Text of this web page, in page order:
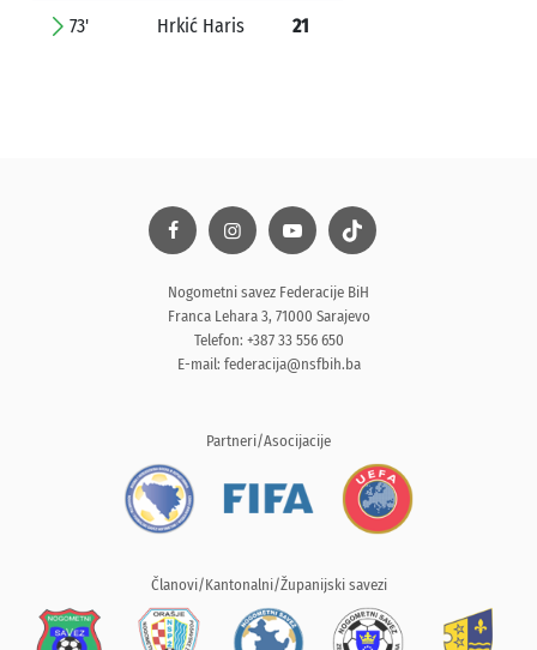
73' Hrkić Haris 21
Nogometni savez Federacije BiH
Franca Lehara 3, 71000 Sarajevo
Telefon: +387 33 556 650
E-mail: federacija@nsfbih.ba
Partneri/Asocijacije
Članovi/Kantonalni/Županijski savezi